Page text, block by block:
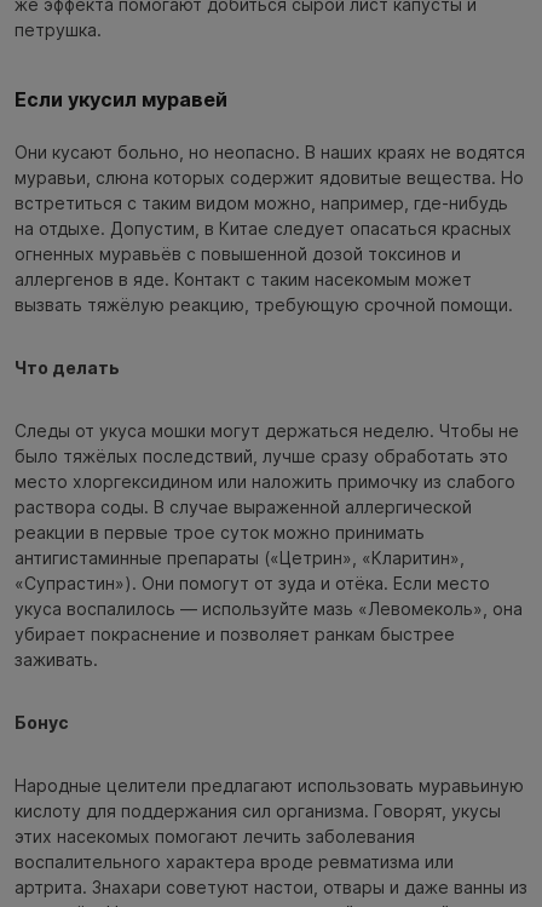
же эффекта помогают добиться сырой лист капусты и
петрушка.
Если укусил муравей
Они кусают больно, но неопасно. В наших краях не водятся
муравьи, слюна которых содержит ядовитые вещества. Но
встретиться с таким видом можно, например, где-нибудь
на отдыхе. Допустим, в Китае следует опасаться красных
огненных муравьёв с повышенной дозой токсинов и
аллергенов в яде. Контакт с таким насекомым может
вызвать тяжёлую реакцию, требующую срочной помощи.
Что делать
Следы от укуса мошки могут держаться неделю. Чтобы не
было тяжёлых последствий, лучше сразу обработать это
место хлоргексидином или наложить примочку из слабого
раствора соды. В случае выраженной аллергической
реакции в первые трое суток можно принимать
антигистаминные препараты («Цетрин», «Кларитин»,
«Супрастин»). Они помогут от зуда и отёка. Если место
укуса воспалилось — используйте мазь «Левомеколь», она
убирает покраснение и позволяет ранкам быстрее
заживать.
Бонус
Народные целители предлагают использовать муравьиную
кислоту для поддержания сил организма. Говорят, укусы
этих насекомых помогают лечить заболевания
воспалительного характера вроде ревматизма или
артрита. Знахари советуют настои, отвары и даже ванны из